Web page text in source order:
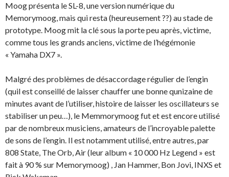
Moog présenta le SL-8, une version numérique du
Memorymoog, mais qui resta (heureusement ??) au stade de
prototype. Moog mit la clé sous la porte peu après, victime,
comme tous les grands anciens, victime de l’hégémonie
« Yamaha DX7 ».
Malgré des problèmes de désaccordage régulier de l’engin
(quil est conseillé de laisser chauffer une bonne qunizaine de
minutes avant de l’utiliser, histoire de laisser les oscillateurs se
stabiliser un peu…), le Memmorymoog fut et est encore utilisé
par de nombreux musiciens, amateurs de l’incroyable palette
de sons de l’engin. Il est notamment utilisé, entre autres, par
808 State, The Orb, Air (leur album « 10 000 Hz Legend » est
fait à 90 % sur Memorymoog) , Jan Hammer, Bon Jovi, INXS et